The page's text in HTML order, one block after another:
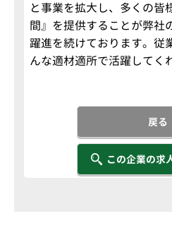
と事業を拡大し、多くの皆
間』を提供することが弊社
躍進を続けております。従
んな適材適所で活躍してく
戻る
この企業の求